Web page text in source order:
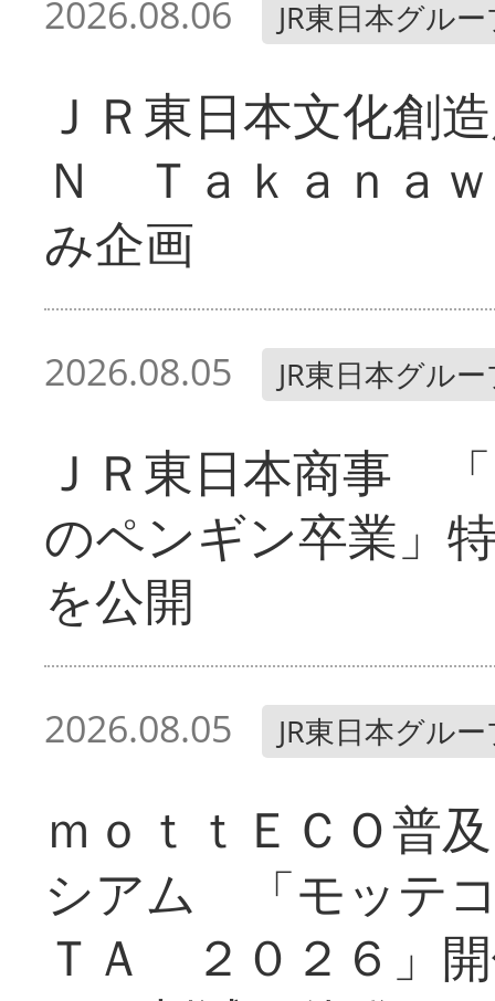
2026.08.06 JR東日本グル
ＪＲ東日本文化創
Ｎ Ｔａｋａｎａ
み企画
2026.08.05 JR東日本グル
ＪＲ東日本商事
のペンギン卒業」
を公開
2026.08.05 JR東日本グル
ｍｏｔｔＥＣＯ普
シアム 「モッテ
ＴＡ ２０２６」